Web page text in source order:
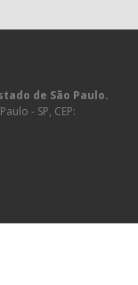
de São Paulo.
- SP, CEP: